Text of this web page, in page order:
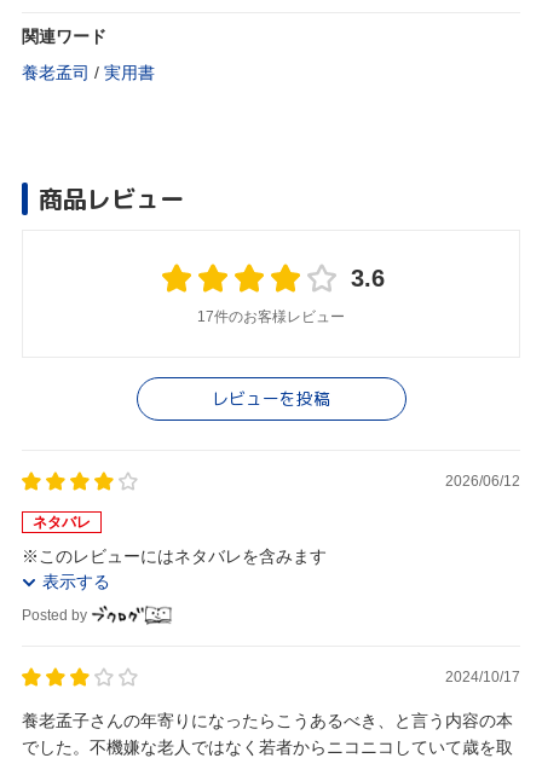
関連ワード
養老孟司 / 実用書
商品レビュー
3.6
17件のお客様レビュー
レビューを投稿
2026/06/12
ネタバレ
※このレビューにはネタバレを含みます
表示する
Posted by
2024/10/17
養老孟子さんの年寄りになったらこうあるべき、と言う内容の本
でした。不機嫌な老人ではなく若者からニコニコしていて歳を取